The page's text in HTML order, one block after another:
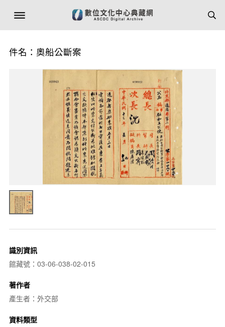
件名：奧船公斷案
識別資訊
館藏號：03-06-038-02-015
著作者
產生者：外交部
資料類型